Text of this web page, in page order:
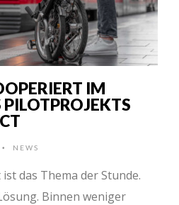
IM
• NEWS
das Thema der Stunde.
Binnen weniger